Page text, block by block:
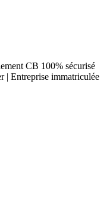
CB 100% sécurisé
| Entreprise immatriculée